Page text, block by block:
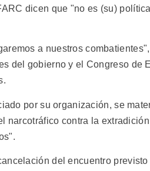
dicen que "no es (su)
a nuestros
del gobierno y el Congreso de
por su organización, se
narcotráfico contra la
del encuentro